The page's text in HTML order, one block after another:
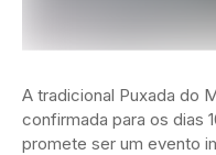
A tradicional Puxada do
confirmada para os dias
promete ser um evento